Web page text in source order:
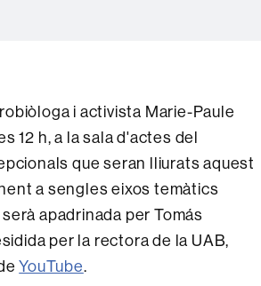
i activista Marie-Paule
12 h, a la sala d'actes del
que seran lliurats aquest
a sengles eixos temàtics
apadrinada per Tomás
per la rectora de la UAB,
YouTube.